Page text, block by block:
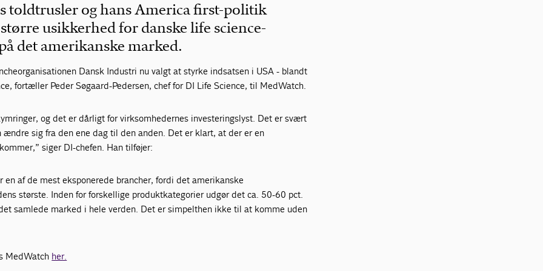
toldtrusler og hans America first-politik
usikkerhed for danske life science-
det amerikanske marked.
Dansk Industri nu valgt at styrke indsatsen i USA - blandt
fortæller Peder Søgaard-Pedersen, chef for DI Life Science, til MedWatch.
og det er dårligt for virksomhedernes investeringslyst. Det er svært
sig fra den ene dag til den anden. Det er klart, at der er en
siger DI-chefen. Han tilføjer:
en af de mest eksponerede brancher, fordi det amerikanske
største. Inden for forskellige produktkategorier udgør det ca. 50-60 pct.
samlede marked i hele verden. Det er simpelthen ikke til at komme uden
MedWatch her.